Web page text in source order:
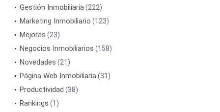
Gestión Inmobiliaria(222)
Marketing Inmobiliario (123)
Mejoras (23)
Negocios Inmobiliarios (158)
Novedades (21)
Página Web Inmobiliaria(31)
Productividad (38)
Rankings (1)